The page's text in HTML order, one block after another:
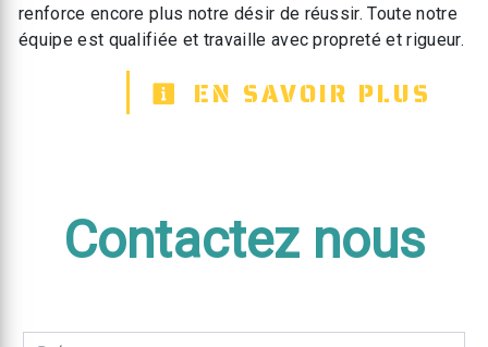
renforce encore plus notre désir de réussir. Toute notre
équipe est qualifiée et travaille avec propreté et rigueur.
EN SAVOIR PLUS
Contactez nous